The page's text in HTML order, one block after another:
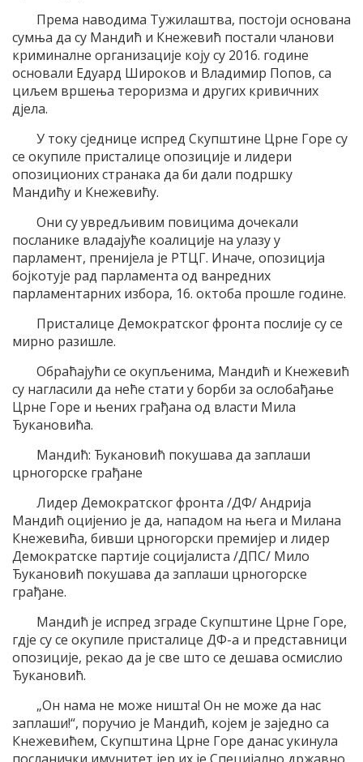
Према наводима Тужилаштва, постоји основана
сумња да су Мандић и Кнежевић постали чланови
криминалне организације коју су 2016. године
основали Едуард Широков и Владимир Попов, са
циљем вршења тероризма и других кривичних
дјела.
У току сједнице испред Скупштине Црне Горе су
се окупиле присталице опозиције и лидери
опозиционих странака да би дали подршку
Мандићу и Кнежевићу.
Они су увредљивим повицима дочекали
посланике владајуће коалиције на улазу у
парламент, пренијела је РТЦГ. Иначе, опозиција
бојкотује рад парламента од ванредних
парламентарних избора, 16. октоба прошле године.
Присталице Демократског фронта послије су се
мирно разишле.
Обраћајући се окупљенима, Мандић и Кнежевић
су нагласили да неће стати у борби за ослобађање
Црне Горе и њених грађана од власти Мила
Ђукановића.
Мандић: Ђукановић покушава да заплаши
црногорске грађане
Лидер Демократског фронта /ДФ/ Андрија
Мандић оцијенио је да, нападом на њега и Милана
Кнежевића, бивши црногорски премијер и лидер
Демократске партије социјалиста /ДПС/ Мило
Ђукановић покушава да заплаши црногорске
грађане.
Мандић је испред зграде Скупштине Црне Горе,
гдје су се окупиле присталице ДФ-а и представници
опозиције, рекао да је све што се дешава осмислио
Ђукановић.
„Он нама не може ништа! Он не може да нас
заплаши!“, поручио је Мандић, којем је заједно са
Кнежевићем, Скупштина Црне Горе данас укинула